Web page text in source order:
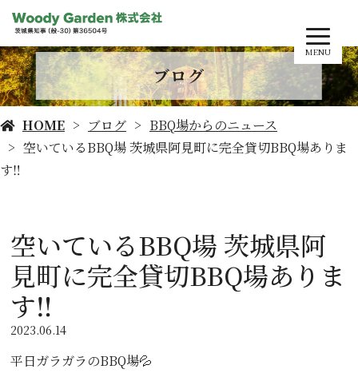
MENU
ブログ
HOME ブログ
BBQ場からのニュース
空いているBBQ場 茨城県阿見町に完全貸切BBQ場ありま
す‼️
空いているBBQ場 茨城県阿
見町に完全貸切BBQ場ありま
す‼️
2023.06.14
平日ガラガラのBBQ場💦